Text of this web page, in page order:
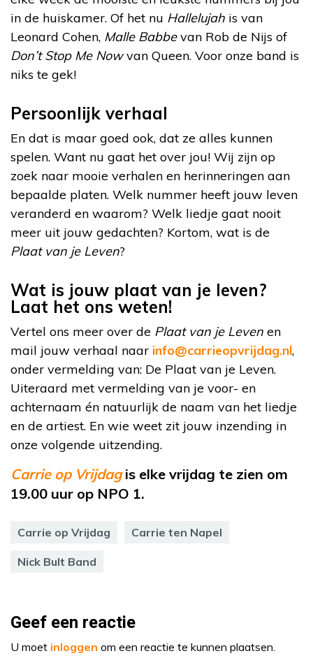
in de huiskamer. Of het nu Hallelujah is van
Leonard Cohen, Malle Babbevan Rob de Nijs of
Don’t Stop Me Nowvan Queen. Voor onze band is
niks te gek!
Persoonlijk verhaal
En dat is maar goed ook, dat ze alles kunnen
spelen. Want nu gaat het over jou! Wij zijn op
zoek naar mooie verhalen en herinneringen aan
bepaalde platen. Welk nummer heeft jouw leven
veranderd en waarom? Welk liedje gaat nooit
meer uit jouw gedachten? Kortom, wat is de
Plaat van je Leven?
Wat is jouw plaat van je leven?
Laat het ons weten!
Vertel ons meer over de Plaat van je Leven en
mail jouw verhaal naar info@carrieopvrijdag.nl,
onder vermelding van: De Plaat van je Leven.
Uiteraard met vermelding van je voor- en
achternaam én natuurlijk de naam van het liedje
en de artiest. En wie weet zit jouw inzending in
onze volgende uitzending.
Carrie op Vrijdagis elke vrijdag te zien om
19.00 uur op NPO 1.
Carrie op Vrijdag Carrie ten Napel
Nick Bult Band
Geef een reactie
U moet inloggen om een reactie te kunnen plaatsen.